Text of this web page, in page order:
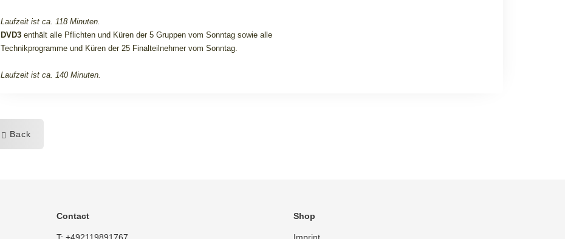
Laufzeit ist ca. 118 Minuten.
DVD3enthält alle Pflichten und Küren der 5 Gruppen vom Sonntag sowie alle
Technikprogramme und Küren der 25 Finalteilnehmer vom Sonntag.
Laufzeit ist ca. 140 Minuten.
Back
Contact Shop